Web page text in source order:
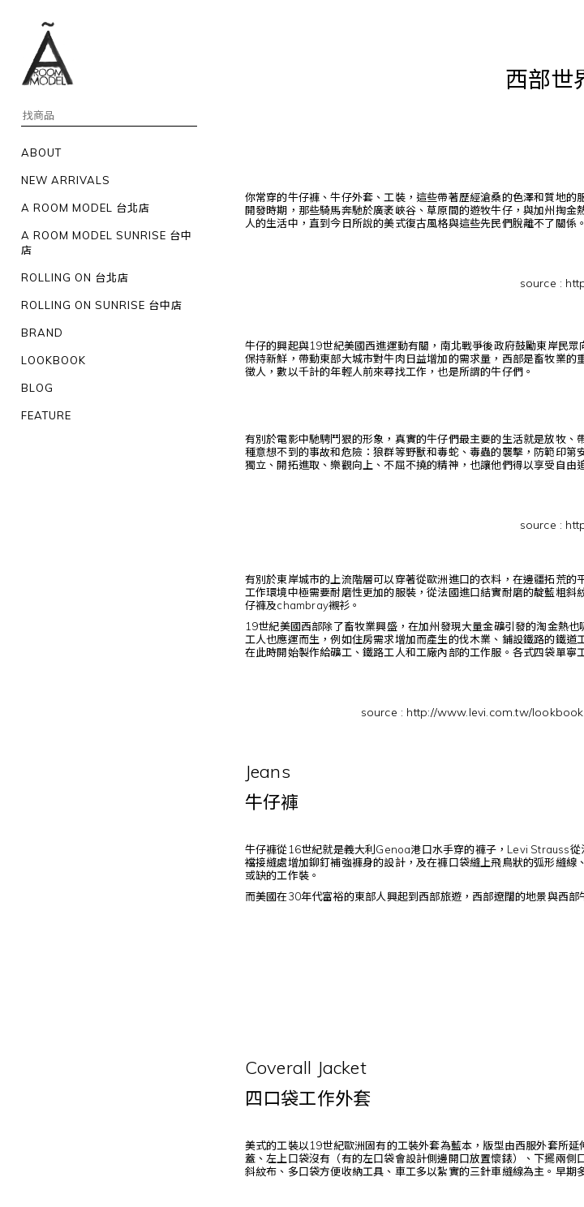
ABOUT
NEW ARRIVALS
A ROOM MODEL 台北店
A ROOM MODEL SUNRISE 台中
店
ROLLING ON 台北店
ROLLING ON SUNRISE 台中店
BRAND
LOOKBOOK
BLOG
FEATURE
西部世
你常穿的牛仔褲、牛仔外套、工裝，這些帶著歷經滄桑的色澤和質地
開發時期，那些騎馬奔馳於廣袤峽谷、草原間的遊牧牛仔，與加州掏
人的生活中，直到今日所說的美式復古風格與這些先民們脫離不了關係。
source :
牛仔的興起與19世紀美國西進運動有關，南北戰爭後政府鼓勵東岸民
保持新鮮，帶動東部大城市對牛肉日益增加的需求量，西部是畜牧業
徵人，數以千計的年輕人前來尋找工作，也是所謂的牛仔們。
有別於電影中馳騁鬥狠的形象，真實的牛仔們最主要的生活就是放牧
種意想不到的事故和危險：狼群等野獸和毒蛇、毒蟲的襲擊，防範印
獨立、開拓進取、樂觀向上、不屈不撓的精神，也讓他們得以享受自由
source :
有別於東岸城市的上流階層可以穿著從歐洲進口的衣料，在邊疆拓荒
工作環境中極需要耐磨性更加的服裝，從法國進口結實耐磨的靛藍粗
仔褲及chambray襯衫。
19世紀美國西部除了畜牧業興盛，在加州發現大量金礦引發的淘金熱
工人也應運而生，例如住房需求增加而產生的伐木業、鋪設鐵路的
在此時開始製作給礦工、鐵路工人和工廠內部的工作服。各式四袋單
source : http://www.levi.com.tw/
Jeans
牛仔褲
牛仔褲從16世紀就是義大利Genoa港口水手穿的褲子，Levi Strauss
襠接縫處增加鉚釘補強褲身的設計，及在褲口袋縫上飛鳥狀的弧形縫
或缺的工作裝。
而美國在30年代富裕的東部人興起到西部旅遊，西部遼闊的地景與西
Coverall Jacket
四口袋工作外套
美式的工裝以19世紀歐洲固有的工裝外套為藍本，版型由西服外套所
蓋、左上口袋沒有（有的左口袋會設計側邊開口放置懷錶）、下擺兩
斜紋布、多口袋方便收納工具、車工多以紮實的三針車縫線為主。早期